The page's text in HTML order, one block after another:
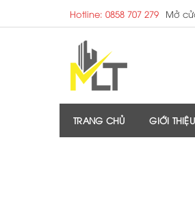
to
Hotline: 0858 707 279 Mở
TRANG CHỦ GIỚI THIỆU